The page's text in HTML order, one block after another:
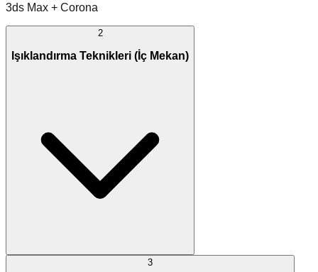
3ds Max + Corona
2
Işıklandırma Teknikleri (İç Mekan)
3